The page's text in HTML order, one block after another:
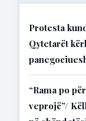
Protesta
Qytetarët
“Rama po
veprojë”/